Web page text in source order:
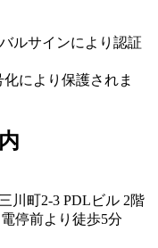
ルサインにより認証
により保護されま
川町2-3 PDLビル 2階
停前より徒歩5分